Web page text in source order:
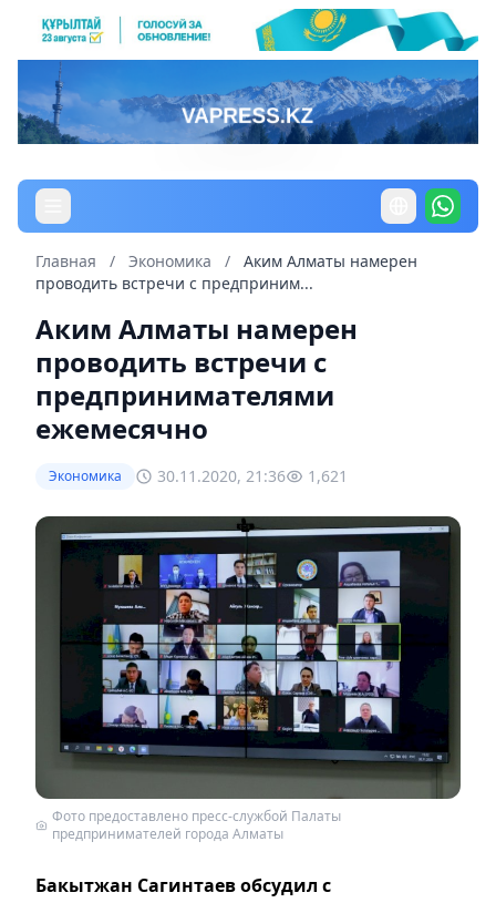
Главная / Экономика /
Аким Алматы намерен
проводить встречи с предприним...
Аким Алматы намерен
проводить встречи с
предпринимателями
ежемесячно
Экономика 30.11.2020, 21:36 1,621
Фото предоставлено пресс-службой Палаты
предпринимателей города Алматы
Бакытжан Сагинтаев обсудил с